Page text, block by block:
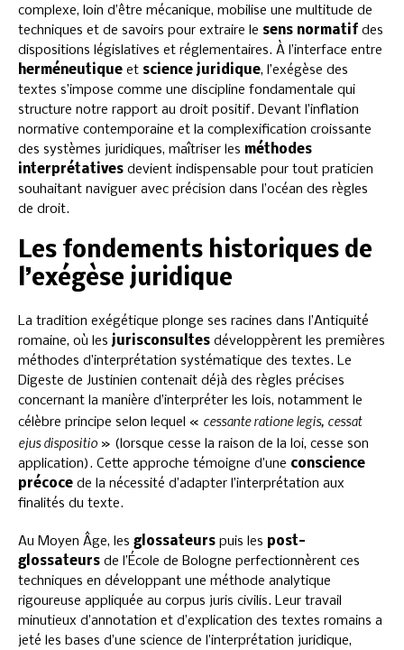
complexe, loin d’être mécanique, mobilise une multitude de
techniques et de savoirs pour extraire le sens normatif des
dispositions législatives et réglementaires. À l’interface entre
herméneutique et science juridique, l’exégèse des
textes s’impose comme une discipline fondamentale qui
structure notre rapport au droit positif. Devant l’inflation
normative contemporaine et la complexification croissante
des systèmes juridiques, maîtriser les méthodes
interprétatives devient indispensable pour tout praticien
souhaitant naviguer avec précision dans l’océan des règles
de droit.
Les fondements historiques de
l’exégèse juridique
La tradition exégétique plonge ses racines dans l’Antiquité
romaine, où les jurisconsultes développèrent les premières
méthodes d’interprétation systématique des textes. Le
Digeste de Justinien contenait déjà des règles précises
concernant la manière d’interpréter les lois, notamment le
célèbre principe selon lequel « cessante ratione legis, cessat
ejus dispositio » (lorsque cesse la raison de la loi, cesse son
application). Cette approche témoigne d’une conscience
précoce de la nécessité d’adapter l’interprétation aux
finalités du texte.
Au Moyen Âge, les glossateurs puis les post-
glossateurs de l’École de Bologne perfectionnèrent ces
techniques en développant une méthode analytique
rigoureuse appliquée au corpus juris civilis. Leur travail
minutieux d’annotation et d’explication des textes romains a
jeté les bases d’une science de l’interprétation juridique,